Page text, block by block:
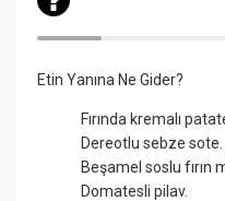
Etin Yanına Ne Gider?
Fırında kremalı
Dereotlu sebze sote.
Beşamel soslu fırın
Domatesli pilav.